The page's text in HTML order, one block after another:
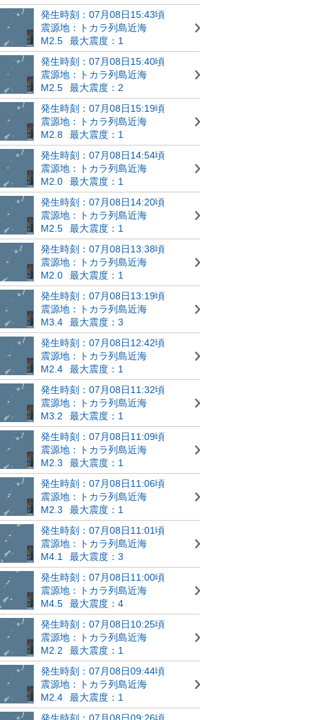
発生時刻：07月08日15:43頃
震源地：トカラ列島近海
M2.5
最大震度：1
発生時刻：07月08日15:40頃
震源地：トカラ列島近海
M2.5
最大震度：2
発生時刻：07月08日15:19頃
震源地：トカラ列島近海
M2.8
最大震度：1
発生時刻：07月08日14:54頃
震源地：トカラ列島近海
M2.0
最大震度：1
発生時刻：07月08日14:20頃
震源地：トカラ列島近海
M2.5
最大震度：1
発生時刻：07月08日13:38頃
震源地：トカラ列島近海
M2.0
最大震度：1
発生時刻：07月08日13:19頃
震源地：トカラ列島近海
M3.4
最大震度：3
発生時刻：07月08日12:42頃
震源地：トカラ列島近海
M2.4
最大震度：1
発生時刻：07月08日11:32頃
震源地：トカラ列島近海
M3.2
最大震度：1
発生時刻：07月08日11:09頃
震源地：トカラ列島近海
M2.3
最大震度：1
発生時刻：07月08日11:06頃
震源地：トカラ列島近海
M2.3
最大震度：1
発生時刻：07月08日11:01頃
震源地：トカラ列島近海
M4.1
最大震度：3
発生時刻：07月08日11:00頃
震源地：トカラ列島近海
M4.5
最大震度：4
発生時刻：07月08日10:25頃
震源地：トカラ列島近海
M2.2
最大震度：1
発生時刻：07月08日09:44頃
震源地：トカラ列島近海
M2.4
最大震度：1
発生時刻：07月08日09:26頃